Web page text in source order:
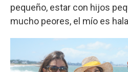
pequeño, estar con hijos
mucho peores, el mío es